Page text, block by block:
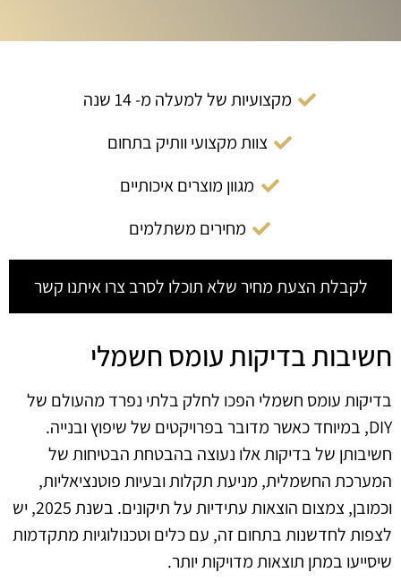
מקצועיות של למעלה מ- 14 שנה
צוות מקצועי וותיק בתחום
מגוון מוצרים איכותיים
מחירים משתלמים
לקבלת הצעת מחיר שלא תוכלו לסרב צרו איתנו קשר
חשיבות בדיקות עומס חשמלי
בדיקות עומס חשמלי הפכו לחלק בלתי נפרד מהעולם של
DIY, במיוחד כאשר מדובר בפרויקטים של שיפוץ ובנייה.
חשיבותן של בדיקות אלו נעוצה בהבטחת הבטיחות של
המערכת החשמלית, מניעת תקלות ובעיות פוטנציאליות,
וכמובן, צמצום הוצאות עתידיות על תיקונים. בשנת 2025, יש
לצפות לחדשנות בתחום זה, עם כלים וטכנולוגיות מתקדמות
שיסייעו במתן תוצאות מדויקות יותר.